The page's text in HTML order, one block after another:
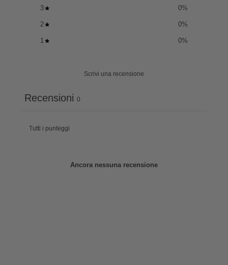
3 0%
2 0%
1 0%
Scrivi una recensione
Recensioni 0
Ancora nessuna recensione